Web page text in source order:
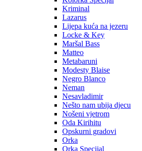
Kriminal
Lazarus
Lijepa kuća na jezeru
Locke & Key
Maršal Bass
Matteo
Metabaruni
Modesty Blaise
Negro Blanco
Neman
Nesavladimir
Nešto nam ubija djecu
Nošeni vjetrom
Oda Kirihitu
Opskurni gradovi
Orka
Orka Specijal